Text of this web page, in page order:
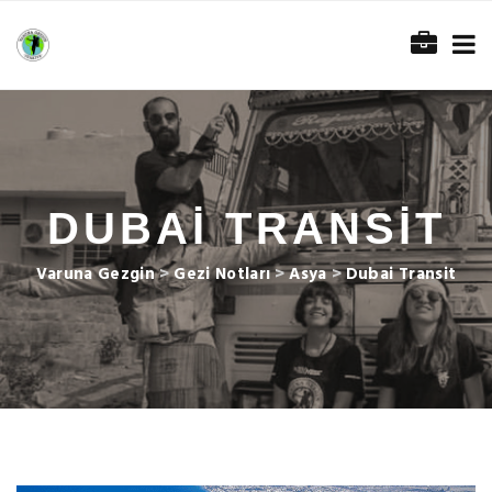
DUBAI TRANSIT
Varuna Gezgin>Gezi Notları>Asya>Dubai Transit